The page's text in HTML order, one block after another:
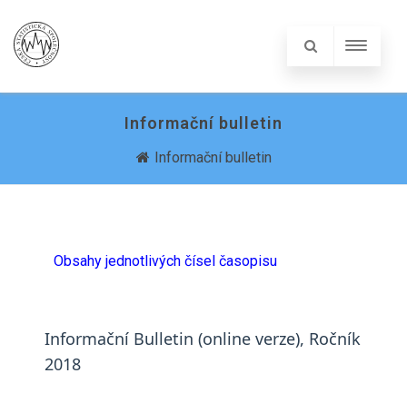
Informační bulletin
Informační bulletin
Obsahy jednotlivých čísel časopisu
Informační Bulletin (online verze), Ročník
2018